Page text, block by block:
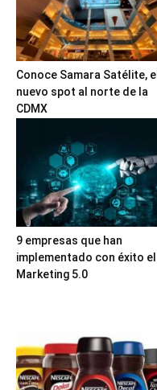
Conoce Samara Satélite, el
nuevo spot al norte de la
CDMX
9 empresas que han
implementado con éxito el
Marketing 5.0